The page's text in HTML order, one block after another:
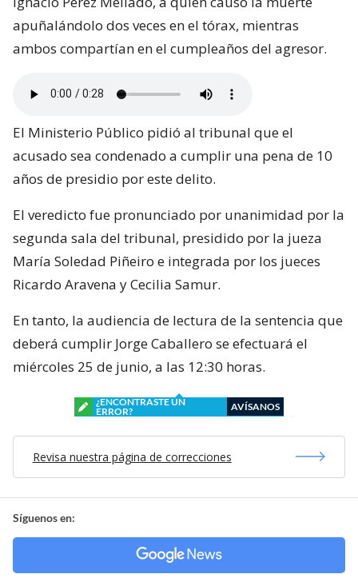
apuñalándolo dos veces en el tórax, mientras
ambos compartían en el cumpleaños del agresor.
El Ministerio Público pidió al tribunal que el
acusado sea condenado a cumplir una pena de 10
años de presidio por este delito.
El veredicto fue pronunciado por unanimidad por la
segunda sala del tribunal, presidido por la jueza
María Soledad Piñeiro e integrada por los jueces
Ricardo Aravena y Cecilia Samur.
En tanto, la audiencia de lectura de la sentencia que
deberá cumplir Jorge Caballero se efectuará el
miércoles 25 de junio, a las 12:30 horas.
¿ENCONTRASTE UN
ERROR?
AVÍSANOS
Revisa nuestra página de correcciones
Síguenos en: